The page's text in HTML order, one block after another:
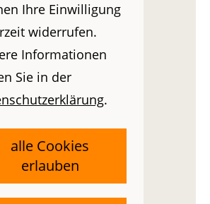
Ihre Einwilligung
widerrufen.
Informationen
Sie in der
.
alle Cookies
erlauben